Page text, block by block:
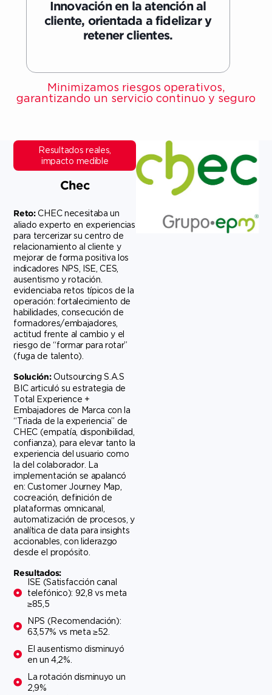
Innovación en la atención al
cliente, orientada a fidelizar y
retener clientes.
Minimizamos riesgos operativos,
garantizando un servicio continuo y seguro
Resultados reales,
impacto medible
Chec
Reto:CHEC necesitaba un
aliado experto en experiencias
para tercerizar su centro de
relacionamiento al cliente y
mejorar de forma positiva los
indicadores NPS, ISE, CES,
ausentismo y rotación.
evidenciaba retos típicos de la
operación: fortalecimiento de
habilidades, consecución de
formadores/embajadores,
actitud frente al cambio y el
riesgo de “formar para rotar”
(fuga de talento).
Solución:Outsourcing S.A.S
BIC articuló su estrategia de
Total Experience +
Embajadores de Marca con la
“Triada de la experiencia” de
CHEC (empatía, disponibilidad,
confianza), para elevar tanto la
experiencia del usuario como
la del colaborador. La
implementación se apalancó
en: Customer Journey Map,
cocreación, definición de
plataformas omnicanal,
automatización de procesos, y
analítica de data para insights
accionables, con liderazgo
desde el propósito.
Resultados:
ISE (Satisfacción canal
telefónico): 92,8 vs meta
≥85,5
NPS (Recomendación):
63,57% vs meta ≥52.
El ausentismo disminuyó
en un 4,2%.
La rotación disminuyo un
2,9%